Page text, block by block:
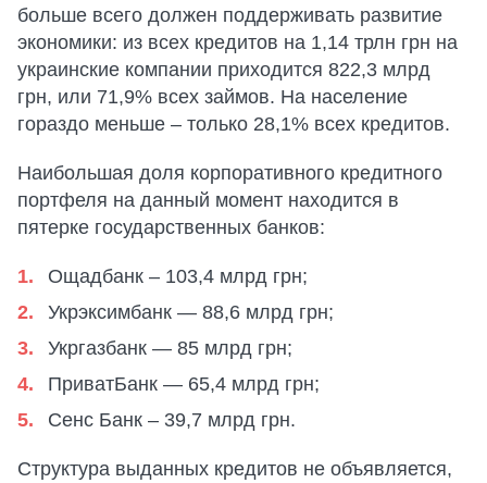
больше всего должен поддерживать развитие
экономики: из всех кредитов на 1,14 трлн грн на
украинские компании приходится 822,3 млрд
грн, или 71,9% всех займов. На население
гораздо меньше – только 28,1% всех кредитов.
Наибольшая доля корпоративного кредитного
портфеля на данный момент находится в
пятерке государственных банков:
Ощадбанк – 103,4 млрд грн;
Укрэксимбанк — 88,6 млрд грн;
Укргазбанк — 85 млрд грн;
ПриватБанк — 65,4 млрд грн;
Сенс Банк – 39,7 млрд грн.
Структура выданных кредитов не объявляется,